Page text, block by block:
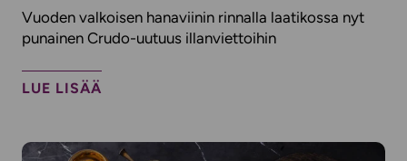
Vuoden valkoisen hanaviinin rinnalla laatikossa nyt
punainen Crudo-uutuus illanviettoihin
LUE LISÄÄ